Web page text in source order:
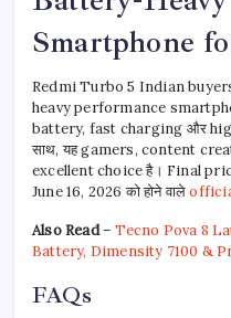
Smartphone
Redmi Turbo 5 Indian
heavy performance
battery, fast charging और
साथ, यह gamers, content
excellent choice है। Final
June 16, 2026 को होने वाले
Also Read–Tecno Pova 8
Battery, Dimensity 7100 &
FAQs